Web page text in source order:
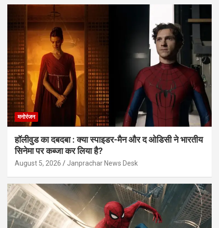
मनोरंजन
हॉलीवुड का दबदबा : क्या स्पाइडर-मैन और द ओडिसी ने भारतीय
सिनेमा पर कब्जा कर लिया है?
August 5, 2026 Janprachar News Desk